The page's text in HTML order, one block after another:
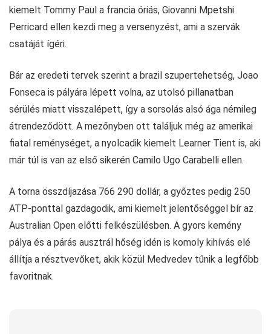
kiemelt Tommy Paul a francia óriás, Giovanni Mpetshi
Perricard ellen kezdi meg a versenyzést, ami a szervák
csatáját ígéri.
Bár az eredeti tervek szerint a brazil szupertehetség, Joao
Fonseca is pályára lépett volna, az utolsó pillanatban
sérülés miatt visszalépett, így a sorsolás alsó ága némileg
átrendeződött. A mezőnyben ott találjuk még az amerikai
fiatal reménységet, a nyolcadik kiemelt Learner Tient is, aki
már túl is van az első sikerén Camilo Ugo Carabelli ellen.
A torna összdíjazása 766 290 dollár, a győztes pedig 250
ATP-ponttal gazdagodik, ami kiemelt jelentőséggel bír az
Australian Open előtti felkészülésben. A gyors kemény
pálya és a párás ausztrál hőség idén is komoly kihívás elé
állítja a résztvevőket, akik közül Medvedev tűnik a legfőbb
favoritnak.